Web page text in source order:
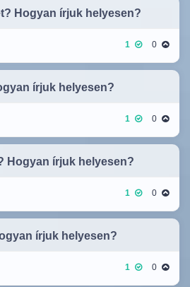
Hogyan írjuk helyesen?
1 0
írjuk helyesen?
1 0
Hogyan írjuk helyesen?
1 0
írjuk helyesen?
1 0